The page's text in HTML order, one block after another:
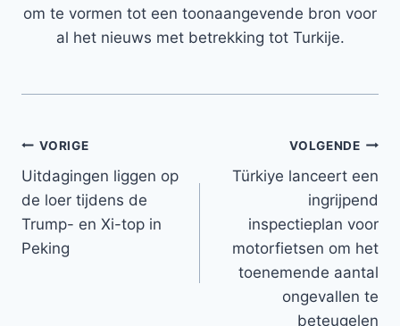
om te vormen tot een toonaangevende bron voor
al het nieuws met betrekking tot Turkije.
Bericht
navigatie
VORIGE
Uitdagingen liggen op
de loer tijdens de
Trump- en Xi-top in
Peking
VOLGENDE
Türkiye lanceert een
ingrijpend
inspectieplan voor
motorfietsen om het
toenemende aantal
ongevallen te
beteugelen